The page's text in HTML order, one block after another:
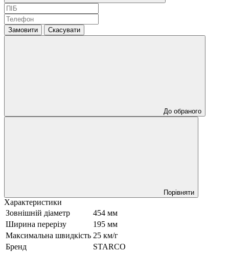
Замовити Скасувати
До обраного
Порівняти
Характеристики
Зовнішній діаметр
454 мм
Ширина перерізу
195 мм
Максимальна швидкість 25 км/г
Бренд
STARCO